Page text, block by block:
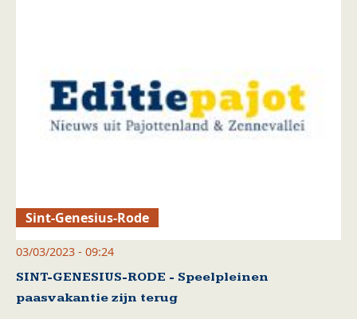
Sint-Genesius-Rode
03/03/2023 - 09:24
SINT-GENESIUS-RODE - Speelpleinen
paasvakantie zijn terug